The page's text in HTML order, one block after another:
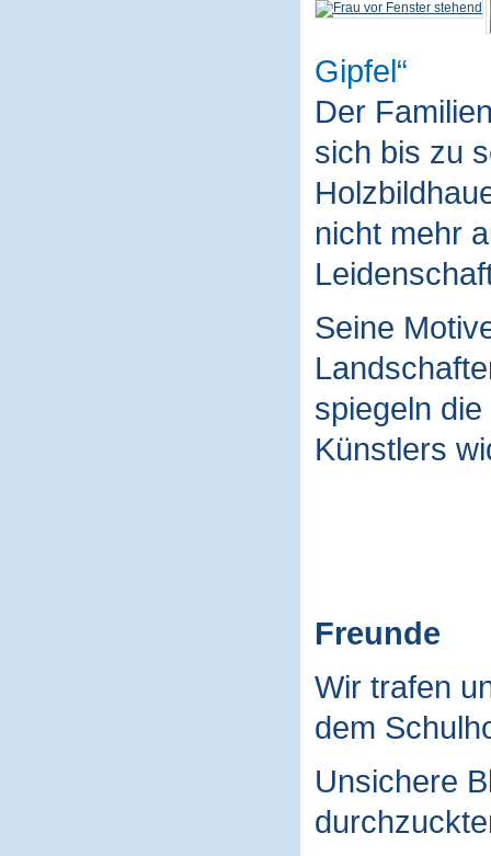
Gipfel
Der
sich bis zu
nicht mehr
Seine
spiegeln
Künstlers
Freunde
Wir trafen
dem
Unsichere